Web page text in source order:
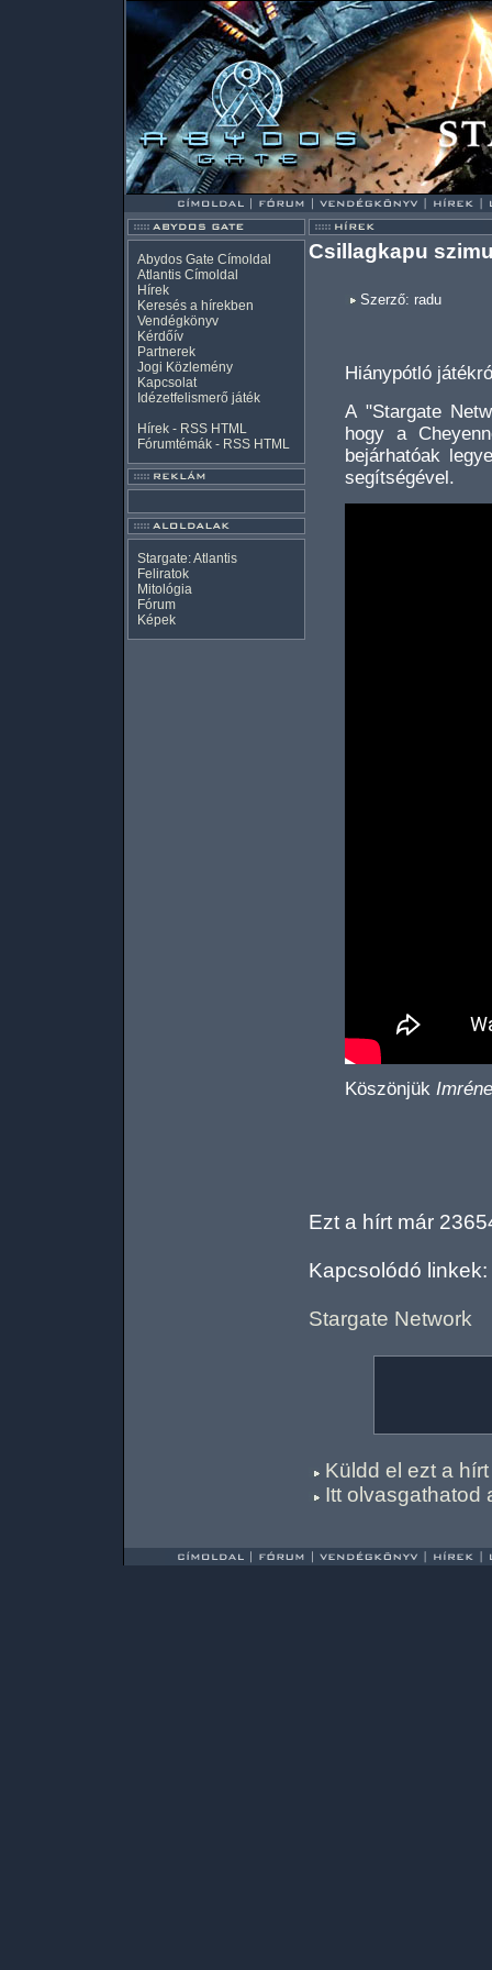
Abydos Gate Címoldal
Atlantis Címoldal
Hírek
Keresés a hírekben
Vendégkönyv
Kérdőív
Partnerek
Jogi Közlemény
Kapcsolat
Idézetfelismerő játék
Hírek - RSS HTML
Fórumtémák - RSS HTML
Stargate: Atlantis
Feliratok
Mitológia
Fórum
Képek
Csillagkapu
Szerző: radu
Hiánypótló
A "Stargate
hogy a
bejárhatóak
segítségével.
Köszönjük
Ezt a hírt már
Kapcsolódó linkek:
Stargate Network
Küldd el ezt a
Itt olvasgathatod